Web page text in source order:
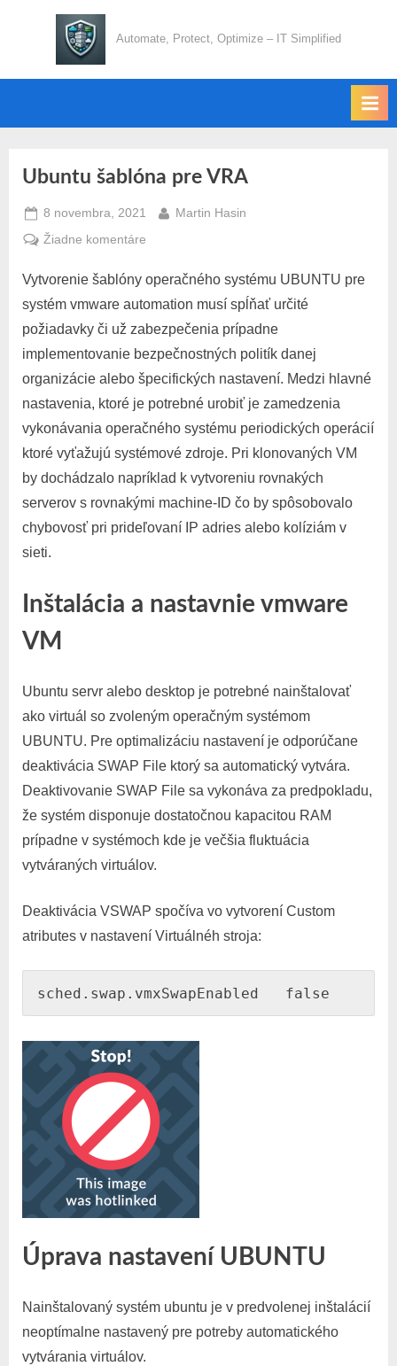
Automate, Protect, Optimize – IT Simplified
Ubuntu šablóna pre VRA
Posted
on
8 novembra, 2021 By
Martin Hasin
Žiadne komentáre
šablóna
pre
Vytvorenie šablóny operačného systému UBUNTU pre
systém vmware automation musí spĺňať určité
požiadavky či už zabezpečenia prípadne
implementovanie bezpečnostných politík danej
organizácie alebo špecifických nastavení. Medzi hlavné
nastavenia, ktoré je potrebné urobiť je zamedzenia
vykonávania operačného systému periodických operácií
ktoré vyťažujú systémové zdroje. Pri klonovaných VM
by dochádzalo napríklad k vytvoreniu rovnakých
serverov s rovnakými machine-ID čo by spôsobovalo
chybovosť pri prideľovaní IP adries alebo kolíziám v
sieti.
Inštalácia a nastavnie vmware
VM
Ubuntu servr alebo desktop je potrebné nainštalovať
ako virtuál so zvoleným operačným systémom
UBUNTU. Pre optimalizáciu nastavení je odporúčane
deaktivácia SWAP File ktorý sa automatický vytvára.
Deaktivovanie SWAP File sa vykonáva za predpokladu,
že systém disponuje dostatočnou kapacitou RAM
prípadne v systémoch kde je večšia fluktuácia
vytváraných virtuálov.
Deaktivácia VSWAP spočíva vo vytvorení Custom
atributes v nastavení Virtuálnéh stroja:
sched.swap.vmxSwapEnabled   false
Úprava nastavení UBUNTU
Nainštalovaný systém ubuntu je v predvolenej inštalácií
neoptímalne nastavený pre potreby automatického
vytvárania virtuálov.